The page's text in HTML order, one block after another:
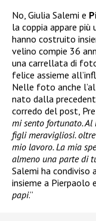
No, Giulia Salemi e
la coppia appare
hanno costruito
velino compie 36
una carrellata di
felice assieme
Nelle foto anche
nato dalla
corredo del post,
mi sento fortunato.
figli meravigliosi.
mio lavoro. La mia
almeno una parte di
Salemi ha condiviso
insieme a Pierpaolo
papi.”